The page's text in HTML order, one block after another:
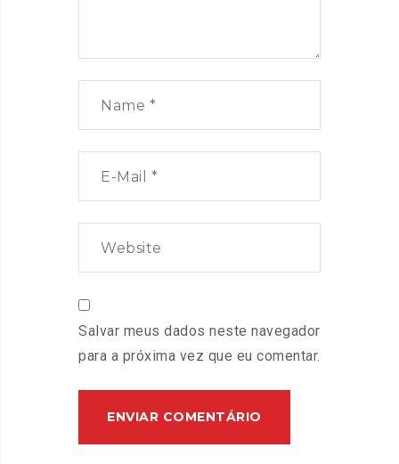
Salvar meus dados neste navegador
para a próxima vez que eu comentar.